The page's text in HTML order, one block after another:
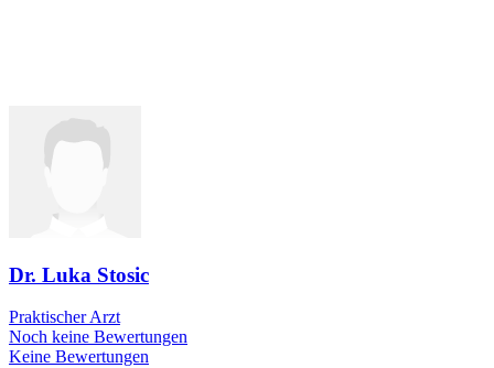
Dr. Luka Stosic
Praktischer Arzt
Noch keine Bewertungen
Keine Bewertungen